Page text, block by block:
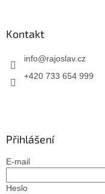
Kontakt
info@rajoslav.cz
+420 733 654 999
Přihlášení
E-mail
Heslo